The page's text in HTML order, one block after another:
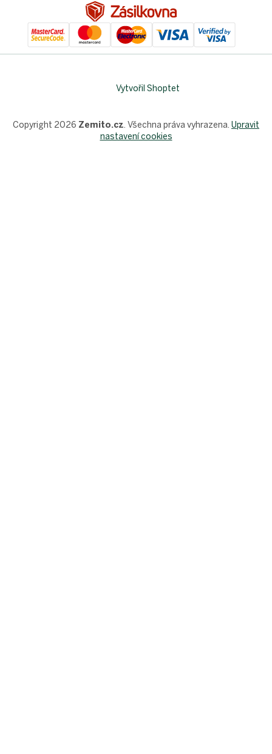
Vytvořil Shoptet
Copyright 2026 Zemito.cz. Všechna práva vyhrazena. Upravit
nastavení cookies